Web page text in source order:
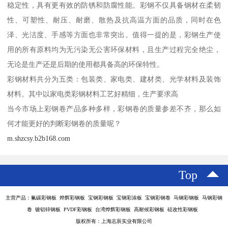
稳定性，具有更有效的防锈和防腐性能。彩钢不仅具备钢材在柔韧
性、可塑性、耐压、耐磨、散热及抗高温方面的品质，同时在色
泽、光洁度、手感等方面也非常突出。值得一提的是，彩钢生产使
用的所有原料均为无污染无公害环保材料，且生产过程完全绝尘，
无论是生产还是后期的使用都具备高的环保特性。
彩钢材料共分为五类：包装类、家电类、建材类、光学材料及装饰
材料。其中以家电类彩钢材料工艺好精细，生产要求高
当今市场上彩钢卷产品多种多样，彩钢卷的质量参差不齐，那么如
何才能更好的判断彩钢卷的质量呢？
m.shzcsy.b2b168.com
Top
主营产品：氟碳彩钢板 烨辉彩钢板 宝钢彩钢板 宝钢彩涂板 宝钢彩钢卷 马钢彩钢板 马钢彩钢
卷 镀铝锌钢板 PVDF彩钢板 台湾烨辉彩钢板 高耐候彩钢板 硅改性彩钢板
版权所有：上海志辰实业有限公司